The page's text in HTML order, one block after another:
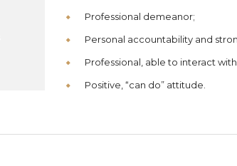
Professional demeanor;
Personal accountability and
Professional, able to interact
Positive, “can do” attitude.